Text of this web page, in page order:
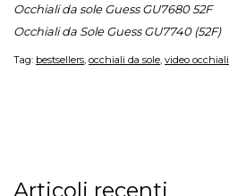
Occhiali da sole Guess GU7680 52F
Occhiali da Sole Guess GU7740 (52F)
Tag: bestsellers occhiali da sole video occhiali
Articoli recenti